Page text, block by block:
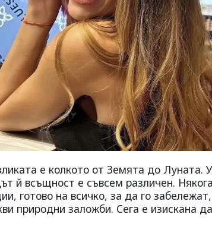
е колкото от Земята до Луната.
й всъщност е съвсем различен.
готово на всичко, за да го забележат,
природни заложби. Сега е изискана